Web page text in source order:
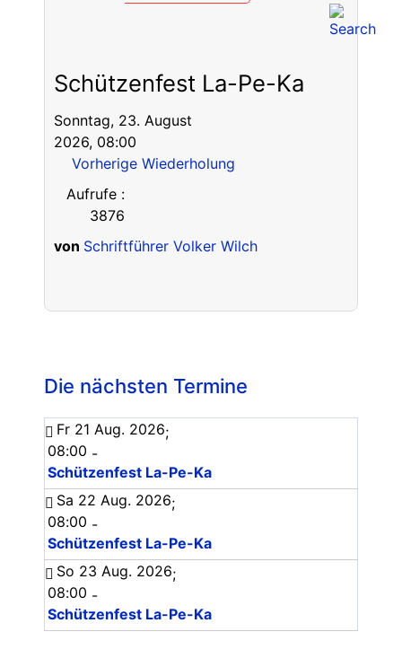
Schützenfest La-Pe-Ka
Sonntag, 23. August
2026, 08:00
Vorherige Wiederholung
Aufrufe:
3876
von Schriftführer Volker Wilch
Die nächsten Termine
Fr 21 Aug. 2026;
08:00 -
Schützenfest La-Pe-Ka
Sa 22 Aug. 2026;
08:00 -
Schützenfest La-Pe-Ka
So 23 Aug. 2026;
08:00 -
Schützenfest La-Pe-Ka